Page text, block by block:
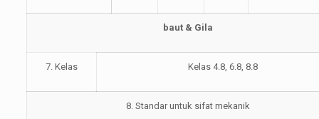
baut & Gila
7. Kelas Kelas 4.8, 6.8, 8.8
8. Standar untuk sifat mekanik